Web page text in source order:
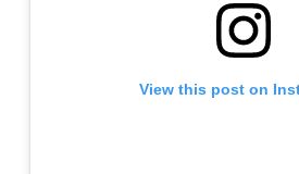
View this post on